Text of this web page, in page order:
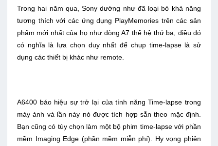
Trong hai năm qua, Sony dường như đã loại bỏ khả năng
tương thích với các ứng dụng PlayMemories trên các sản
phẩm mới nhất của họ như dòng A7 thế hệ thứ ba, điều đó
có nghĩa là lựa chọn duy nhất để chụp time-lapse là sử
dụng các thiết bị khác như remote.
A6400 báo hiệu sự trở lại của tính năng Time-lapse trong
máy ảnh và lần này nó được tích hợp sẵn theo mặc định.
Bạn cũng có tùy chọn làm một bộ phim time-lapse với phần
mềm Imaging Edge (phần mềm miễn phí). Hy vọng phiên